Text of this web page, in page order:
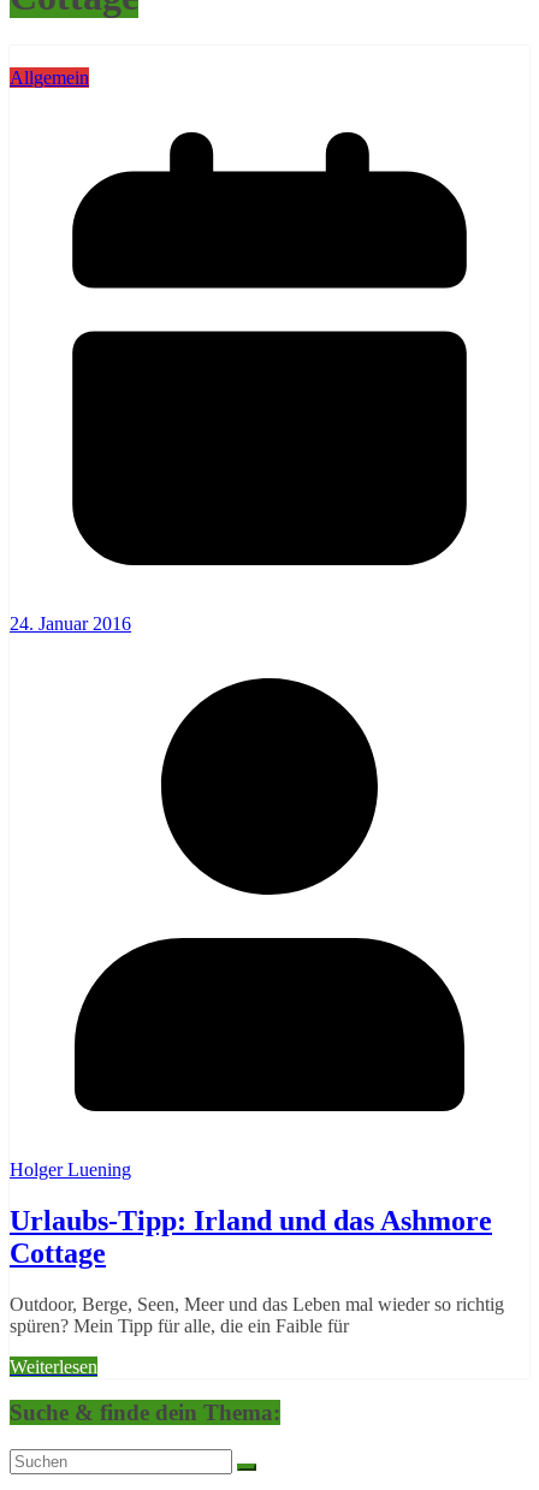
Allgemein
24. Januar 2016
Holger Luening
Urlaubs-Tipp: Irland und das Ashmore
Cottage
Outdoor, Berge, Seen, Meer und das Leben mal wieder so richtig
spüren? Mein Tipp für alle, die ein Faible für
Weiterlesen
Suche & finde dein Thema: